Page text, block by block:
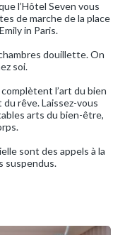
l’Hôtel Seven vous
de marche de la place
in Paris.
douillette. On
soi.
l’art du bien
rêve. Laissez-vous
arts du bien-être,
sont des appels à la
suspendus.